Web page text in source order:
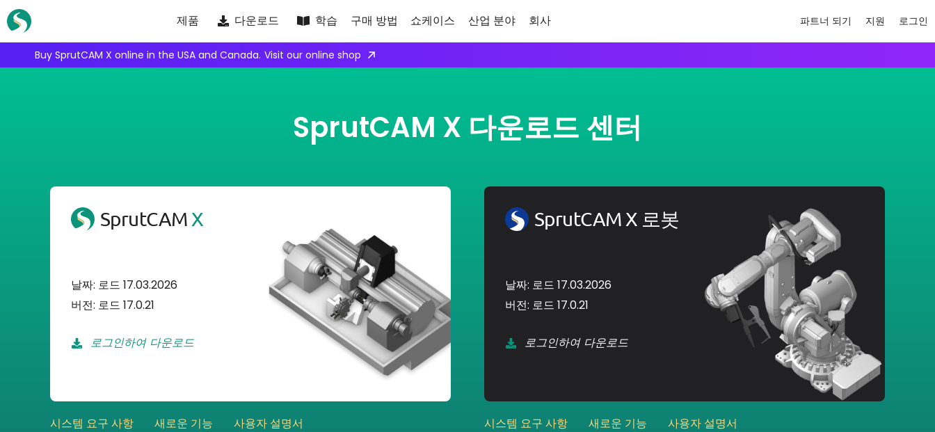
Skip
to
content
제품 다운로드 학습 구매 방법 쇼케이스 산업 분야 회사 파트너 되기 지원 로그인
Buy SprutCAM X online in the USA and Canada. Visit our online shop
SprutCAM X 다운로드 센터
SprutCAM X
날짜: 로드 17.03.2026
버전: 로드 17.0.21
로그인하여 다운로드
SprutCAM X 로봇
날짜: 로드 17.03.2026
버전: 로드 17.0.21
로그인하여 다운로드
시스템 요구 사항 새로운 기능 사용자 설명서 시스템 요구 사항 새로운 기능 사용자 설명서